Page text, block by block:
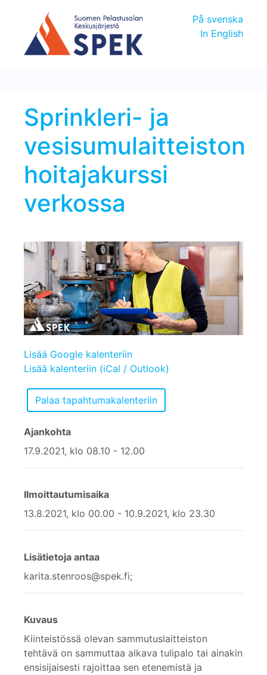
På svenska
In English
Sprinkleri- ja
vesisumulaitteiston
hoitajakurssi
verkossa
Lisää Google kalenteriin
Lisää kalenteriin (iCal / Outlook)
Ajankohta
17.9.2021, klo 08.10 - 12.00
Ilmoittautumisaika
13.8.2021, klo 00.00 - 10.9.2021, klo 23.30
Lisätietoja antaa
karita.stenroos@spek.fi;
Kuvaus
Kiinteistössä olevan sammutuslaitteiston
tehtävä on sammuttaa alkava tulipalo tai ainakin
ensisijaisesti rajoittaa sen etenemistä ja